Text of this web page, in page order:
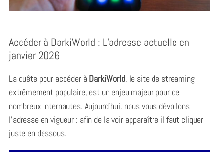
Accéder à DarkiWorld : L’adresse actuelle en
janvier 2026
La quête pour accéder à DarkiWorld, le site de streaming
extrêmement populaire, est un enjeu majeur pour de
nombreux internautes. Aujourd’hui, nous vous dévoilons
l’adresse en vigueur : afin de la voir apparaître il faut cliquer
juste en dessous.